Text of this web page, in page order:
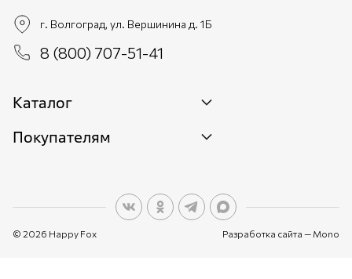
г. Волгоград, ул. Вершинина д. 1Б
8 (800) 707-51-41
Каталог
Новинки
Покупателям
О персональных данных
© 2026 Happy Fox Разработка сайта — Mono